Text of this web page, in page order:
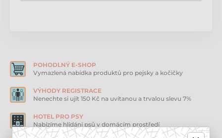
POHODLNÝ E-SHOP
Vymazlená nabídka produktů pro pejsky a kočičky
VÝHODY REGISTRACE
Nenechte si ujít 150 Kč na uvítanou a trvalou slevu 7%
HOTEL PRO PSY
Nabízíme hlídání psů v domácím prostředí